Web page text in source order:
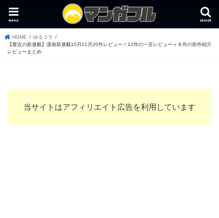
search
menu
HOME
ゆるコラ
【最近の新連載】漫画新連載10月11月20作レビュー！12作の一言レビュー＋８作の前作紹介
レビューまとめ
当サイトはアフィリエイト広告を利用しています